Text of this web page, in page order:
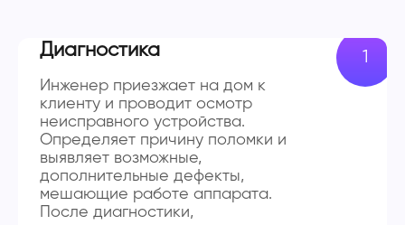
Диагностика
Инженер приезжает на дом к
клиенту и проводит осмотр
неисправного устройства.
Определяет причину поломки и
выявляет возможные,
дополнительные дефекты,
мешающие работе аппарата.
После диагностики,